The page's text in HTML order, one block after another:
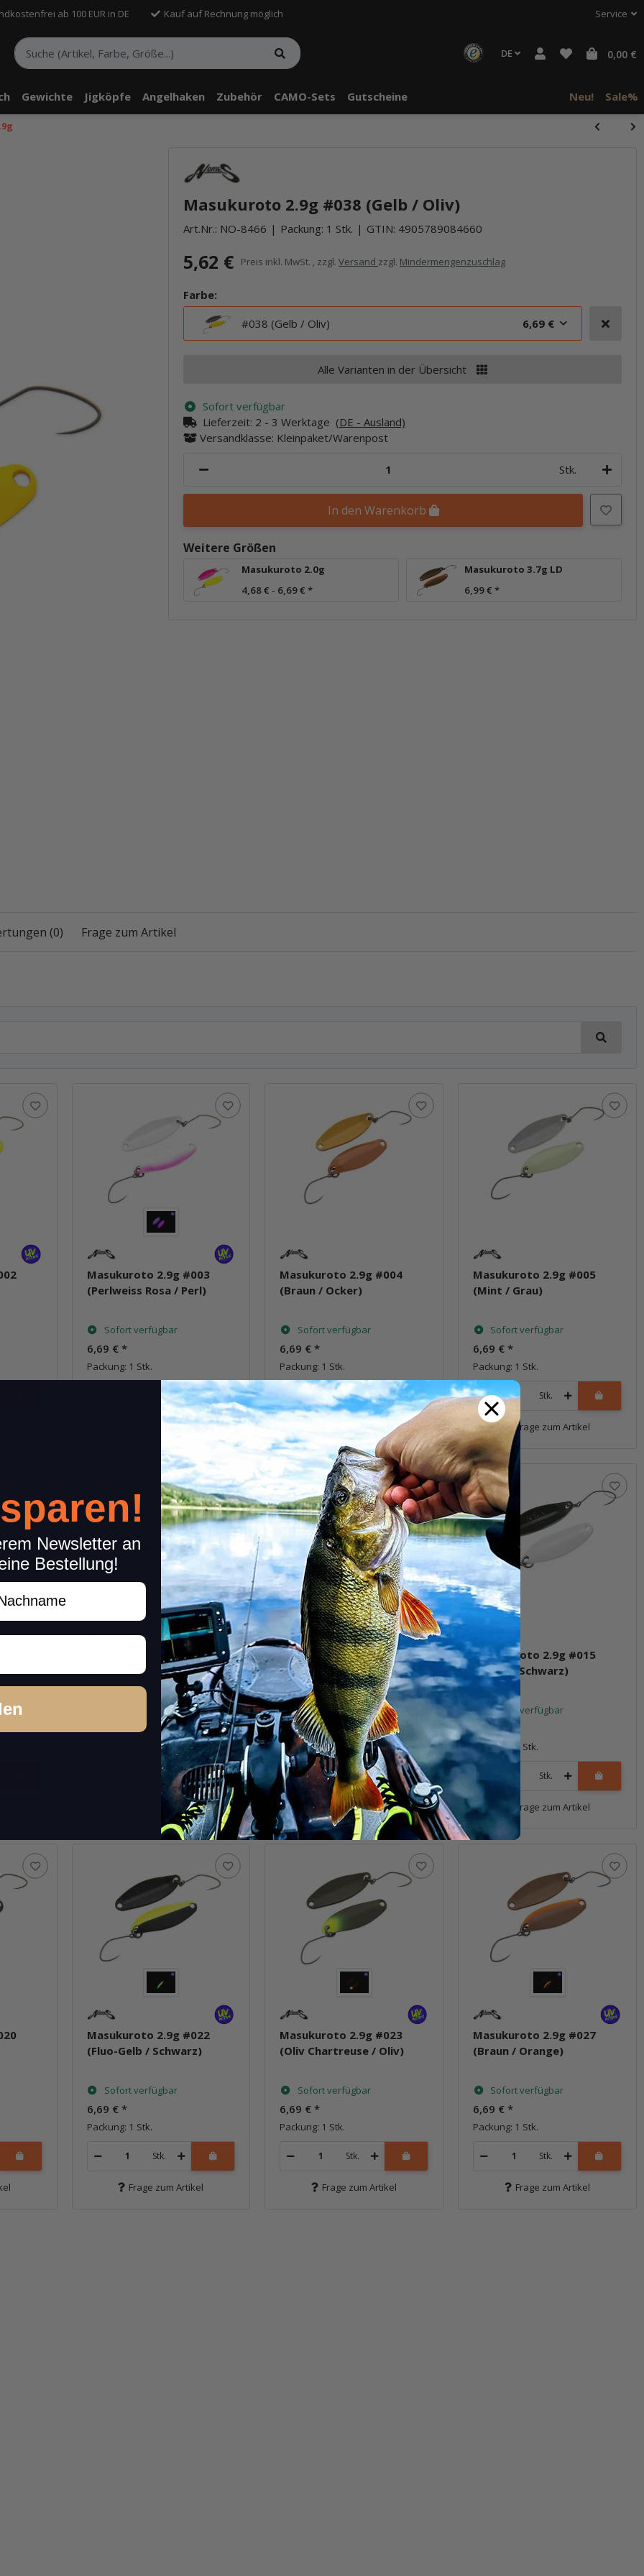
ab 100 EUR in DE Kauf auf Rechnung möglich Service
DE 0,00 €
Gewichte Jigköpfe Angelhaken Zubehör CAMO-Sets Gutscheine Neu! Sale%
Masukuroto 2.9g #038 (Gelb / Oliv)
Art.Nr.: NO-8466 Packung: 1 Stk. GTIN: 4905789084660
5,62 € Preis inkl. MwSt. , zzgl. Versand zzgl. Mindermengenzuschlag
Farbe:
#038 (Gelb / Oliv)
6,69 €
Alle Varianten in der Übersicht
Sofort verfügbar
Lieferzeit: 2 - 3 Werktage (DE - Ausland)
Versandklasse: Kleinpaket/Warenpost
Stk.
In den Warenkorb
Weitere Größen
Masukuroto 2.0g
4,68 € - 6,69 € *
Masukuroto 3.7g LD
6,99 € *
(0) Frage zum Artikel
Masukuroto 2.9g #003
(Perlweiss Rosa / Perl)
Sofort verfügbar
6,69 € *
Packung: 1 Stk.
Stk.
Frage zum Artikel
Masukuroto 2.9g #004
(Braun / Ocker)
Sofort verfügbar
6,69 €*
Packung: 1 Stk.
Stk.
Frage zum Artikel
Masukuroto 2.9g #005
(Mint / Grau)
Sofort verfügbar
6,69 €*
Packung: 1 Stk.
Stk.
Frage zum Artikel
Masukuroto 2.9g #012
(Gold / Gold)
Sofort verfügbar
Stk.
Frage zum Artikel
Masukuroto 2.9g #013
(Black Pinky)
Sofort verfügbar
6,69 €*
Packung: 1 Stk.
Stk.
Frage zum Artikel
Masukuroto 2.9g #015
(Weiss / Schwarz)
Sofort verfügbar
6,69 €*
Packung: 1 Stk.
Stk.
Frage zum Artikel
Masukuroto 2.9g #022
(Fluo-Gelb / Schwarz)
Sofort verfügbar
6,69 € *
Packung: 1 Stk.
Stk.
Frage zum Artikel
Masukuroto 2.9g #023
(Oliv Chartreuse / Oliv)
Sofort verfügbar
6,69 €*
Packung: 1 Stk.
Stk.
Frage zum Artikel
Masukuroto 2.9g #027
(Braun / Orange)
Sofort verfügbar
6,69 €*
Packung: 1 Stk.
Stk.
Frage zum Artikel
Newsletter an
Bestellung!